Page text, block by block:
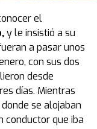
día antes
en un
en que
que habría
las cámaras de
el
,y le insistió a su
a pasar unos
con sus dos
desde
días. Mientras
se alojaban
conductor que iba